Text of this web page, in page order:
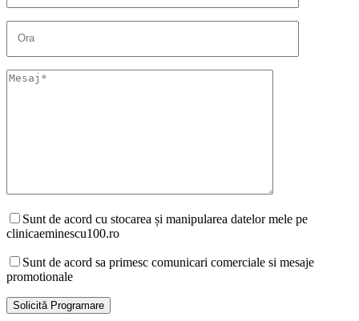
Sunt de acord cu stocarea și manipularea datelor mele pe
clinicaeminescu100.ro
Sunt de acord sa primesc comunicari comerciale si mesaje
promotionale